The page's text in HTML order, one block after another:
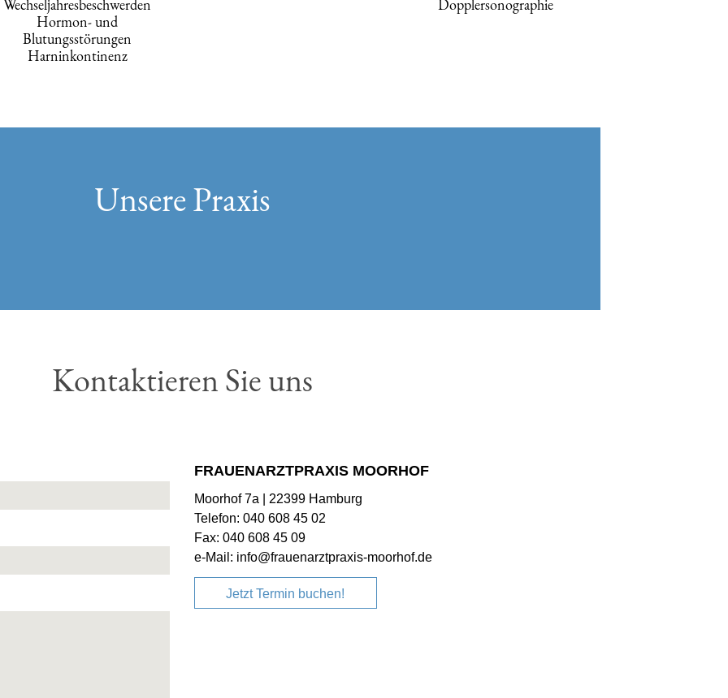
Wechseljahresbeschwerden
Hormon- und
Blutungsstörungen
Harninkontinenz
Dopplersonographie
Unsere Praxis
Kontaktieren Sie uns
FRAUENARZTPRAXIS MOORHOF
Moorhof 7a | 22399 Hamburg
Telefon: 040 608 45 02
Fax: 040 608 45 09
e-Mail: info@frauenarztpraxis-moorhof.de
Jetzt Termin buchen!